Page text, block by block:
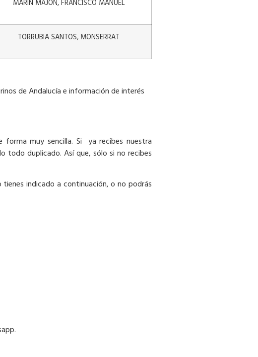
MARÍN MAJÓN, FRANCISCO MANUEL
TORRUBIA SANTOS, MONSERRAT
de Andalucía e información de interés
forma muy sencilla. Si ya recibes nuestra
todo duplicado. Así que, sólo si no recibes
indicado a continuación, o no podrás